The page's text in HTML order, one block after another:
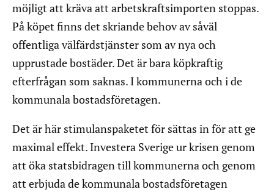
möjligt att kräva att arbetskraftsimporten stoppas.
På köpet finns det skriande behov av såväl
offentliga välfärdstjänster som av nya och
upprustade bostäder. Det är bara köpkraftig
efterfrågan som saknas. I kommunerna och i de
kommunala bostadsföretagen.
Det är här stimulanspaketet för sättas in för att ge
maximal effekt. Investera Sverige ur krisen genom
att öka statsbidragen till kommunerna och genom
att erbjuda de kommunala bostadsföretagen